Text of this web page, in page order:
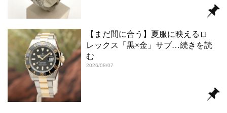
【まだ間に合う】夏服に映えるロ
レックス「黒×金」サブ…続きを読
む
2026/08/07